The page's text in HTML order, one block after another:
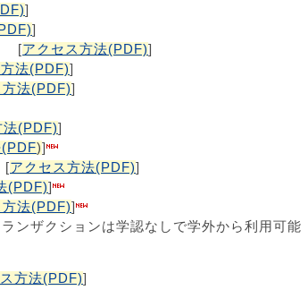
]
]
アクセス方法(PDF)]
法(PDF)]
法(PDF)]
法(PDF)]
)]
アクセス方法(PDF)]
(PDF)]
法(PDF)]
ンザクションは学認なしで学外から利用可能
方法(PDF)]